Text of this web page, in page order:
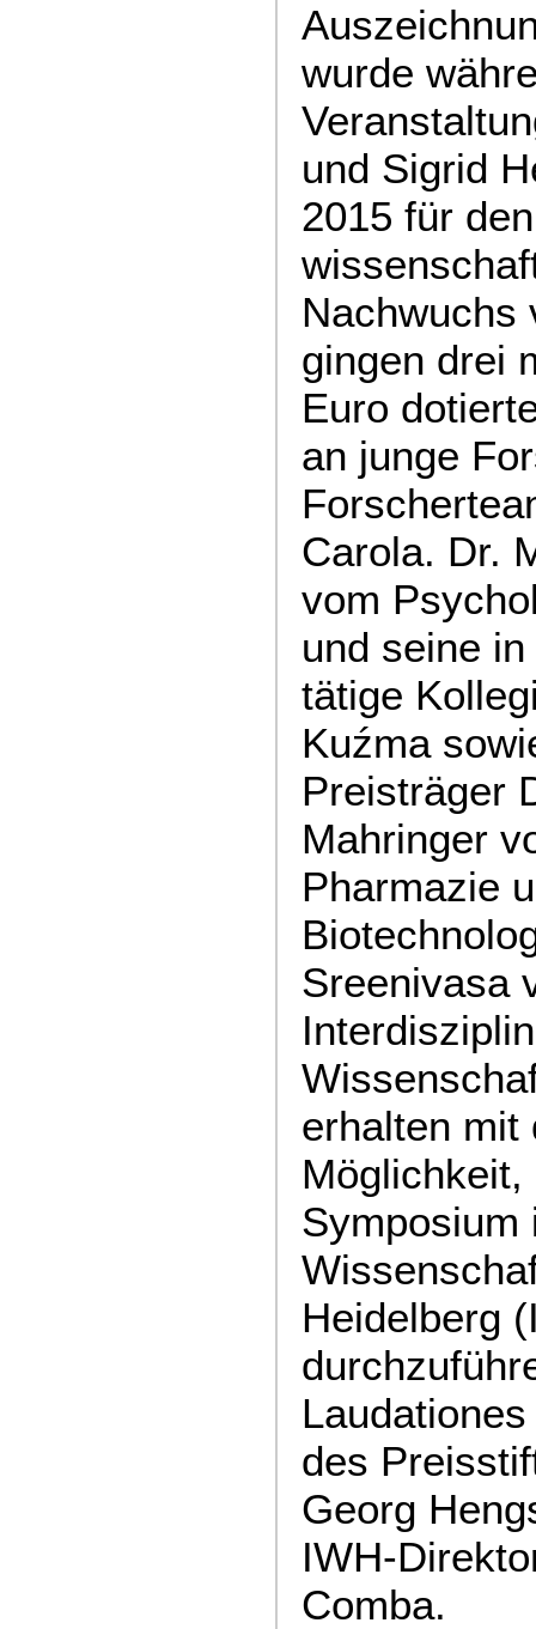
wurde
und Sigrid
2015 für den
Nachwuchs
gingen drei
Euro
an junge
Carola. Dr.
vom
und seine
tätige
Kuźma
Preisträger
Mahringer
Pharmazie
Sreenivasa
erhalten mit
Symposium
Heidelberg
des
Georg
IWH-
Comba.